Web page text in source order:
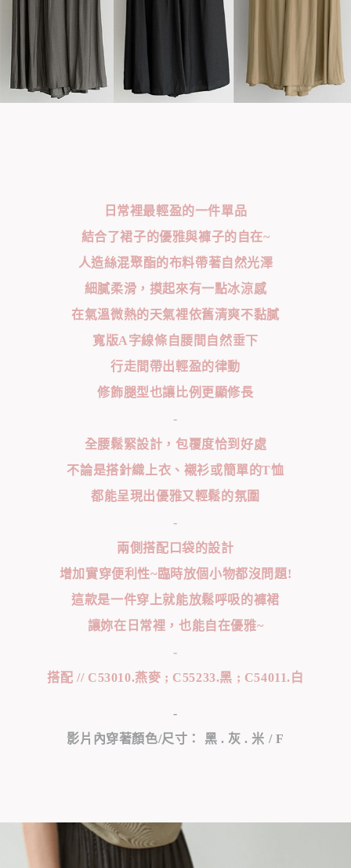
日常裡最輕盈的一件單品
結合了裙子的優雅與褲子的自在~
人造絲混聚酯的布料帶著自然光澤
細膩柔滑，摸起來有一點冰涼感
在氣溫微熱的天氣裡依舊清爽不黏膩
寬版A字線條自腰間自然垂下
行走間帶出輕盈的律動
修飾腿型也讓比例更顯修長
-
全腰鬆緊設計，包覆度恰到好處
不論是搭針織上衣、襯衫或簡單的T恤
都能呈現出優雅又輕鬆的氛圍
-
兩側搭配口袋的設計
增加實穿便利性~臨時放個小物都沒問題!
這款是一件穿上就能放鬆呼吸的褲裙
讓妳在日常裡，也能自在優雅~
-
搭配 // C53010.燕麥 ; C55233.黑 ; C54011.白
-
影片內穿著顏色/尺寸： 黑 . 灰 . 米 / F